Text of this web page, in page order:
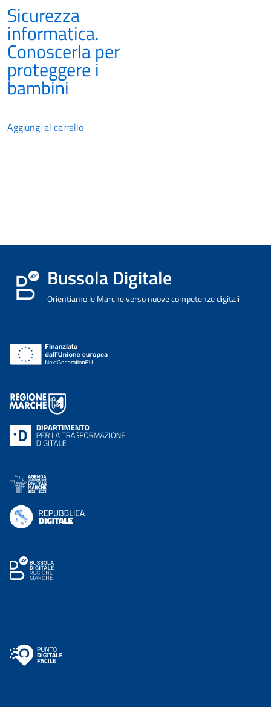
Sicurezza
informatica.
Conoscerla per
proteggere i
bambini
Aggiungi al carrello
Bussola Digitale
Orientiamo le Marche verso nuove competenze digitali